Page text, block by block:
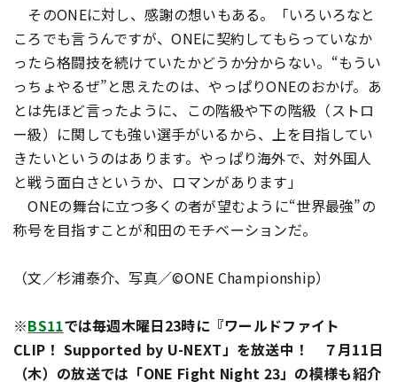
そのONEに対し、感謝の想いもある。「いろいろなと
ころでも言うんですが、ONEに契約してもらっていなか
ったら格闘技を続けていたかどうか分からない。“もうい
っちょやるぜ”と思えたのは、やっぱりONEのおかげ。あ
とは先ほど言ったように、この階級や下の階級（ストロ
ー級）に関しても強い選手がいるから、上を目指してい
きたいというのはあります。やっぱり海外で、対外国人
と戦う面白さというか、ロマンがあります」
ONEの舞台に立つ多くの者が望むように“世界最強”の
称号を目指すことが和田のモチベーションだ。
（文／杉浦泰介、写真／©ONE Championship）
※BS11では毎週木曜日23時に『ワールドファイト
CLIP ！ Supported by U-NEXT」を放送中！ ７月11日
（木）の放送では「ONE Fight Night 23」の模様も紹介